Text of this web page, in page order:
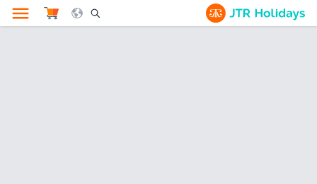
Search Opener Icon